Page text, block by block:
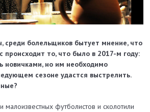
среди болельщиков бытует мнение, что
происходит то, что было в 2017-м году:
новичками, но им необходимо
сезоне удастся выстрелить.
футболистов и сколотили